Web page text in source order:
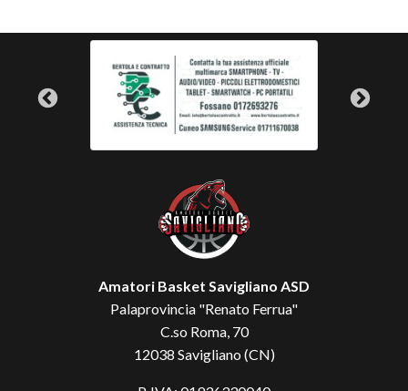
Amatori Basket Savigliano ASD
Palaprovincia "Renato Ferrua"
C.so Roma, 70
12038 Savigliano (CN)